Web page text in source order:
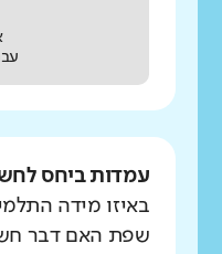
עמדות ביחס
באיזו מידה
שפת האם דבר